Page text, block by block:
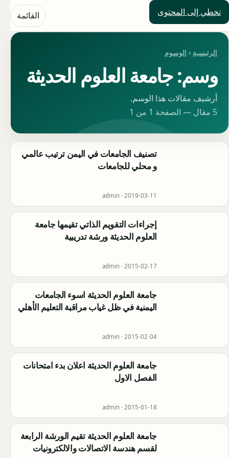
تخطي إلى المحتوى
حلول العالم القائمة
الرئيسية › الوسوم
وسم: جامعة العلوم الحديثة
أرشيف مقالات هذا الوسم.
5 مقال — الصفحة 1 من 1
تصنيف الجامعات في اليمن ترتيب عالمي
و محلي للجامعات
admin · 2019-03-11
إجراءات التقويم الذاتي تقيمها جامعة
العلوم الحديثة ورشة تدريبية
admin · 2015-02-17
جامعة العلوم الحديثة اسوء الجامعات
اليمنية في ظل غياب مراقبة التعليم الأهلي
admin · 2015-02-04
جامعة العلوم الحديثة اعلان بدء امتحانات
الفصل الاول
admin · 2015-01-18
جامعة العلوم الحديثة تقيم الورشة الرابعة
لقسم هندسة الاتصالات والالكترونيات